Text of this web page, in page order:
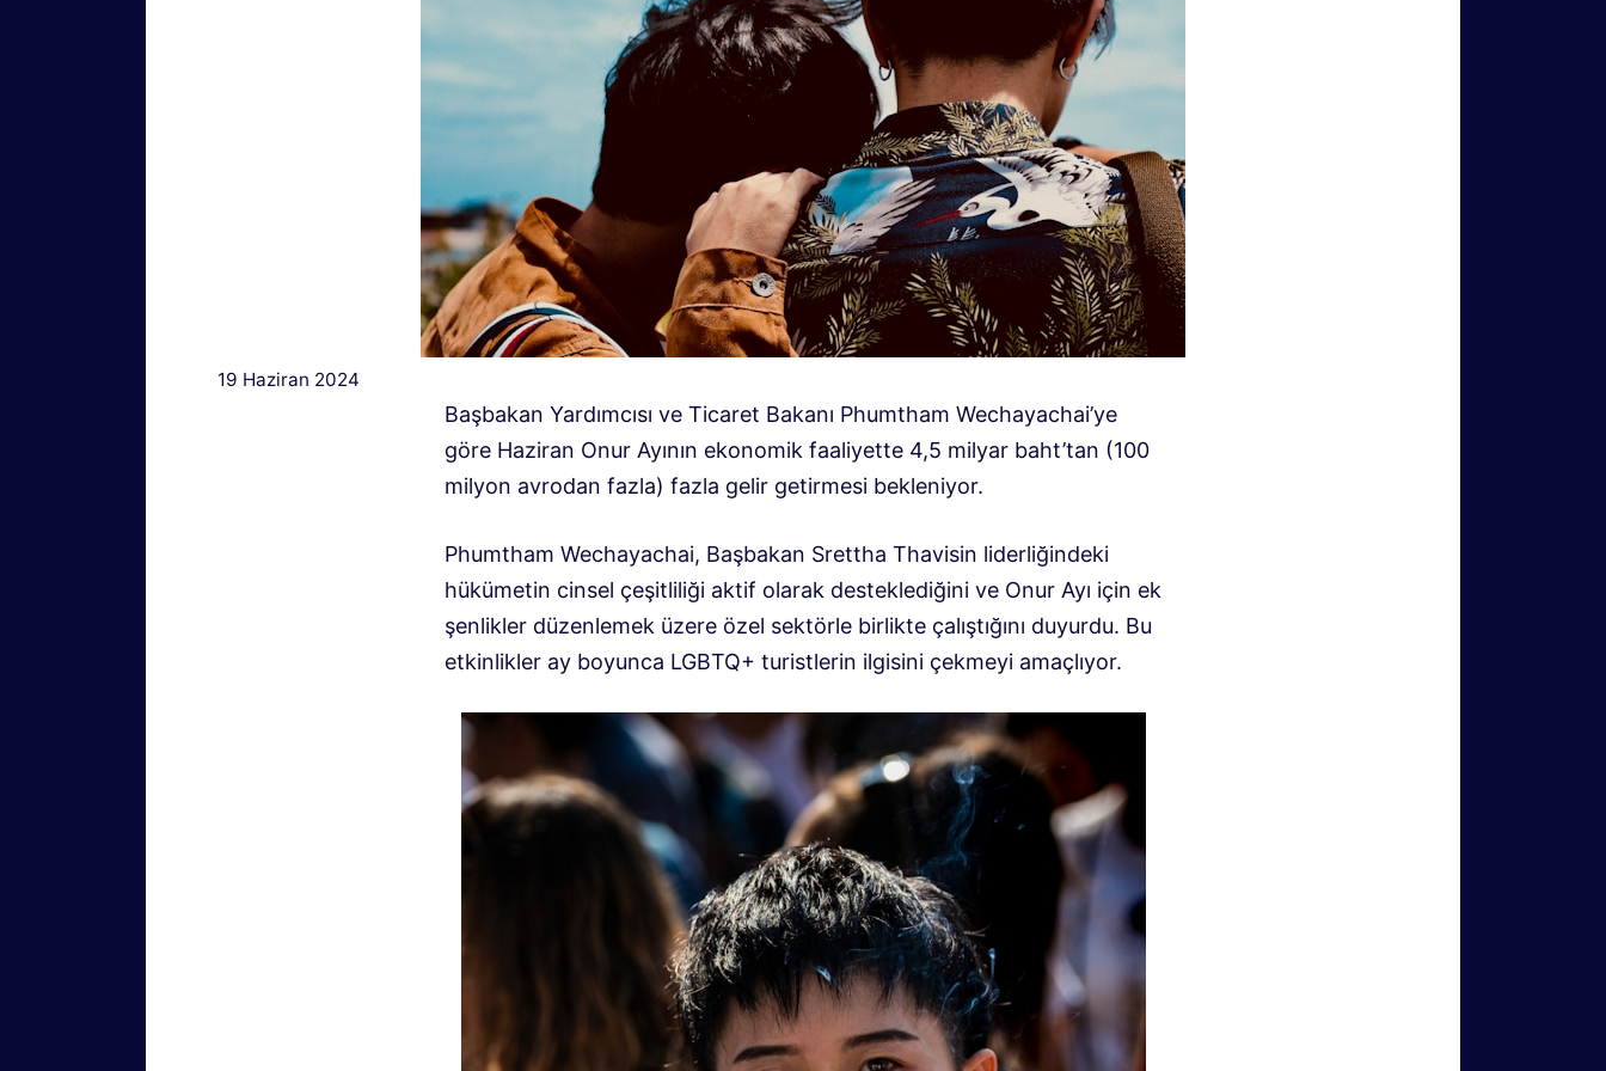
19 Haziran 2024
Başbakan Yardımcısı ve Ticaret Bakanı Phumtham Wechayachai’ye
göre Haziran Onur Ayının ekonomik faaliyette 4,5 milyar baht’tan (100
milyon avrodan fazla) fazla gelir getirmesi bekleniyor.
Phumtham Wechayachai, Başbakan Srettha Thavisin liderliğindeki
hükümetin cinsel çeşitliliği aktif olarak desteklediğini ve Onur Ayı için ek
şenlikler düzenlemek üzere özel sektörle birlikte çalıştığını duyurdu. Bu
etkinlikler ay boyunca LGBTQ+ turistlerin ilgisini çekmeyi amaçlıyor.